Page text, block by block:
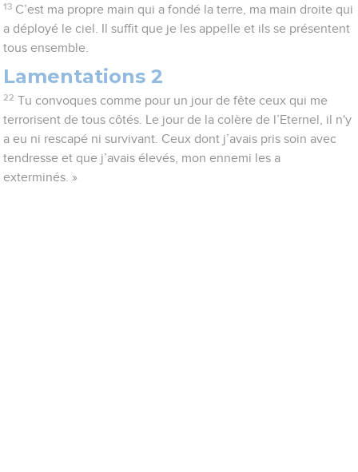
13 C’est ma propre main qui a fondé la terre, ma main droite qui
a déployé le ciel. Il suffit que je les appelle et ils se présentent
tous ensemble.
Lamentations 2
22 Tu convoques comme pour un jour de fête ceux qui me
terrorisent de tous côtés. Le jour de la colère de l’Eternel, il n'y
a eu ni rescapé ni survivant. Ceux dont j’avais pris soin avec
tendresse et que j’avais élevés, mon ennemi les a
exterminés. »